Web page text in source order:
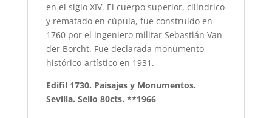
en el siglo XIV. El cuerpo superior, cilíndrico
y rematado en cúpula, fue construido en
1760 por el ingeniero militar Sebastián Van
der Borcht. Fue declarada monumento
histórico-artístico en 1931.
Edifil 1730. Paisajes y Monumentos.
Sevilla. Sello 80cts. **1966